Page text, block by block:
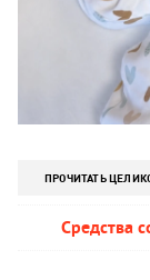
ПРОЧИТАТЬ
Средства